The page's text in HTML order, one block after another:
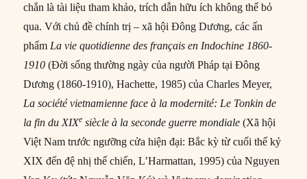
chắn là tài liệu tham khảo, trích dẫn hữu ích không thể bỏ
qua. Với chủ đề chính trị – xã hội Đông Dương, các ấn
phẩm La vie quotidienne des français en Indochine 1860-
1910(Đời sống thường ngày của người Pháp tại Đông
Dương (1860-1910), Hachette, 1985) của Charles Meyer,
La société vietnamienne face à la modernité: Le Tonkin de
la fin du XIXe siècle à la seconde guerre mondiale (Xã hội
Việt Nam trước ngưỡng cửa hiện đại: Bắc kỳ từ cuối thế kỷ
XIX đến đệ nhị thế chiến, L’Harmattan, 1995) của Nguyen